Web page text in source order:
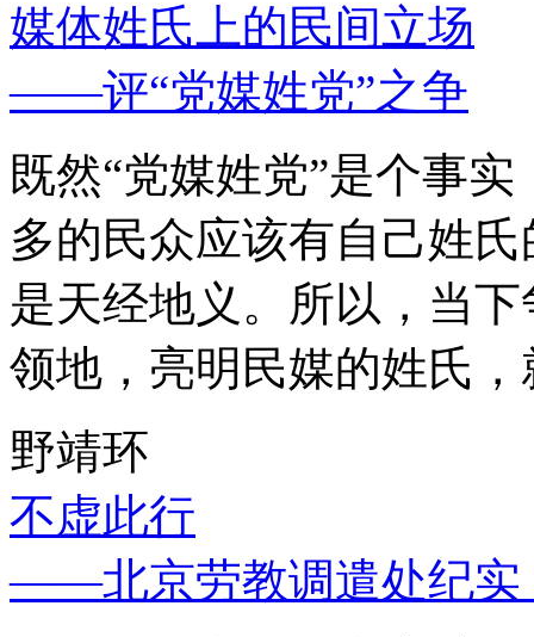
媒体姓氏上的民间立场
——评“党媒姓党”之争
既然“党媒姓党”是个事
多的民众应该有自己姓
是天经地义。所以，当
领地，亮明民媒的姓氏
野靖环
不虚此行
——北京劳教调遣处纪实